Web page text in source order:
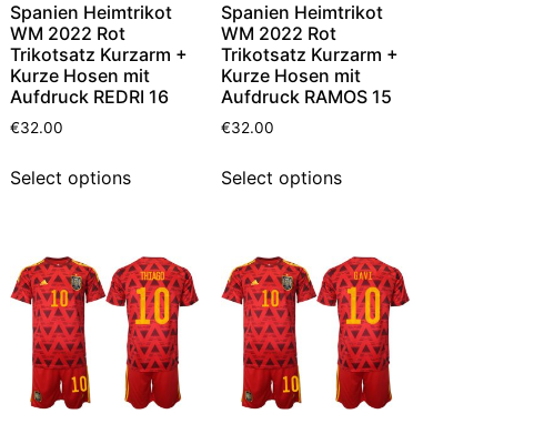
Spanien Heimtrikot
WM 2022 Rot
Trikotsatz Kurzarm +
Kurze Hosen mit
Aufdruck REDRI 16
€32.00
Select options
Spanien Heimtrikot
WM 2022 Rot
Trikotsatz Kurzarm +
Kurze Hosen mit
Aufdruck RAMOS 15
€32.00
Select options